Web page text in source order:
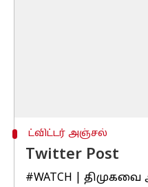
ட்விட்டர் அஞ்சல்
Twitter Post
#WATCH |